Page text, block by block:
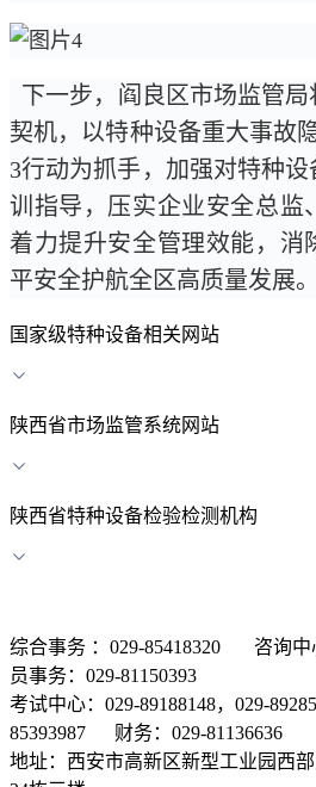
下一步，阎良区市场监管
契机，以特种设备重大事故
3行动为抓手，加强对特种
训指导，压实企业安全总监
着力提升安全管理效能，消
平安全护航全区高质量发展。
国家级特种设备相关网站
陕西省市场监管系统网站
陕西省特种设备检验检测机构
综合事务 ：029-85418320 咨询
员事务：029-81150393
考试中心：029-89188148，029-
85393987 财务：029-81136636
地址：西安市高新区新型工业园西